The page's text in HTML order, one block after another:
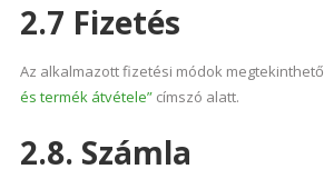
2.7 Fizetés
Az alkalmazott fizetési módok
és termék átvétele”címszó alatt.
2.8. Számla